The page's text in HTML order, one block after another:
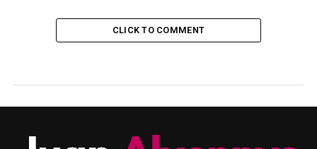
CLICK TO COMMENT